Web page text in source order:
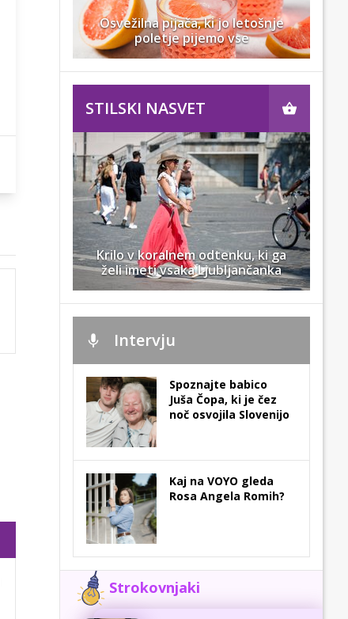
Osvežilna pijača, ki jo letošnje
poletje pijemo vse
STILSKI NASVET
Krilo v koralnem odtenku, ki ga
želi imeti vsaka Ljubljančanka
Intervju
Spoznajte babico
Juša Čopa, ki je čez
noč osvojila Slovenijo
Kaj na VOYO gleda
Rosa Angela Romih?
Strokovnjaki